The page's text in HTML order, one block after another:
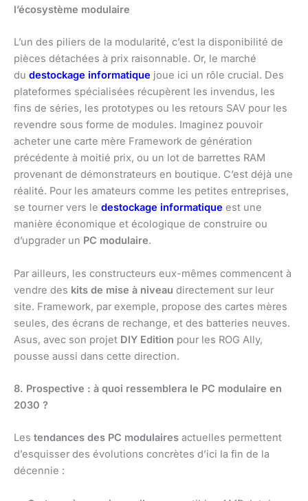
l’écosystème modulaire
L’un des piliers de la modularité, c’est la disponibilité de
pièces détachées à prix raisonnable. Or, le marché
du destockage informatique joue ici un rôle crucial. Des
plateformes spécialisées récupèrent les invendus, les
fins de séries, les prototypes ou les retours SAV pour les
revendre sous forme de modules. Imaginez pouvoir
acheter une carte mère Framework de génération
précédente à moitié prix, ou un lot de barrettes RAM
provenant de démonstrateurs en boutique. C’est déjà une
réalité. Pour les amateurs comme les petites entreprises,
se tourner vers le destockage informatique est une
manière économique et écologique de construire ou
d’upgrader un PC modulaire.
Par ailleurs, les constructeurs eux-mêmes commencent à
vendre des kits de mise à niveau directement sur leur
site. Framework, par exemple, propose des cartes mères
seules, des écrans de rechange, et des batteries neuves.
Asus, avec son projet DIY Edition pour les ROG Ally,
pousse aussi dans cette direction.
8. Prospective : à quoi ressemblera le PC modulaire en
2030 ?
Les tendances des PC modulaires actuelles permettent
d’esquisser des évolutions concrètes d’ici la fin de la
décennie :